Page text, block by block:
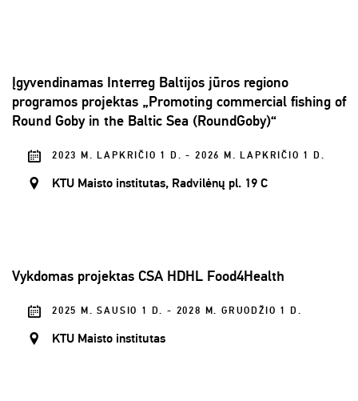
Įgyvendinamas Interreg Baltijos jūros regiono
programos projektas „Promoting commercial fishing of
Round Goby in the Baltic Sea (RoundGoby)“
2023 M. LAPKRIČIO 1 D. - 2026 M. LAPKRIČIO 1 D.
KTU Maisto institutas, Radvilėnų pl. 19 C
Vykdomas projektas CSA HDHL Food4Health
2025 M. SAUSIO 1 D. - 2028 M. GRUODŽIO 1 D.
KTU Maisto institutas